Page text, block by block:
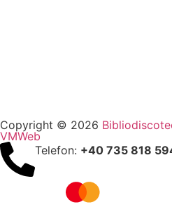
Copyright © 2026
VMWeb
Telefon: +40 735 818